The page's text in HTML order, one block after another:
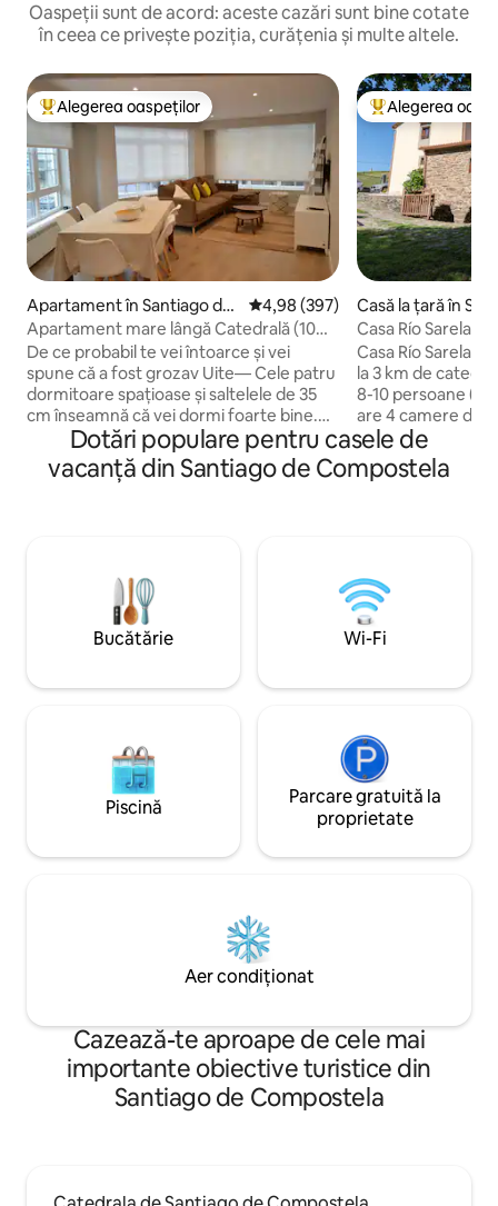
Oaspeții sunt de acord: aceste cazări sunt bine cotate
în ceea ce privește poziția, curățenia și multe altele.
Locuință din topul categoriei Alegerea oaspeților
Alegerea oaspeților
Apartament în Santiago de
Compostela
Scor mediu de 4,98 din 5, 397
4,98 (397)
Apartament mare lângă Catedrală (10
min)
De ce probabil te vei întoarce și vei
spune că a fost grozav Uite— Cele patru
dormitoare spațioase și saltelele de 35
cm înseamnă că vei dormi foarte bine.
Nu „bine” de bine. Odihnă profundă,
adecvată. Două băi complete cu dușuri
înseamnă fără așteptare, fără stres, fără
de mașină. Totul este accesibil pe jos. Și
locurile speciale? Îți arătăm noi.
Locuință din
Alegerea
Casă la țară în
ompostela
Casa Río Sarela:
Compostela
Casa Río Sarela
la 3 km de
8-10 persoane (2
are 4 camere
complete. Una
adaptată pentru
redusă. Living,
parcare etc. -
vigoare în data de
€/persoană/
Dotări populare pentru casele de
vacanță din Santiago de Compostela
Bucătărie Wi-Fi
Piscină
Parcare gratuită la
proprietate
Aer condiționat
Cazează-te aproape de cele mai
importante obiective turistice din
Santiago de Compostela